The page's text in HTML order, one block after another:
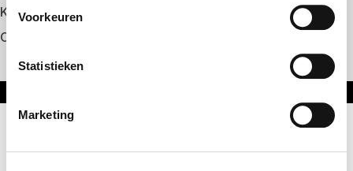
Voorkeuren
Statistieken
Marketing
Kennismaken met MELON
Contact